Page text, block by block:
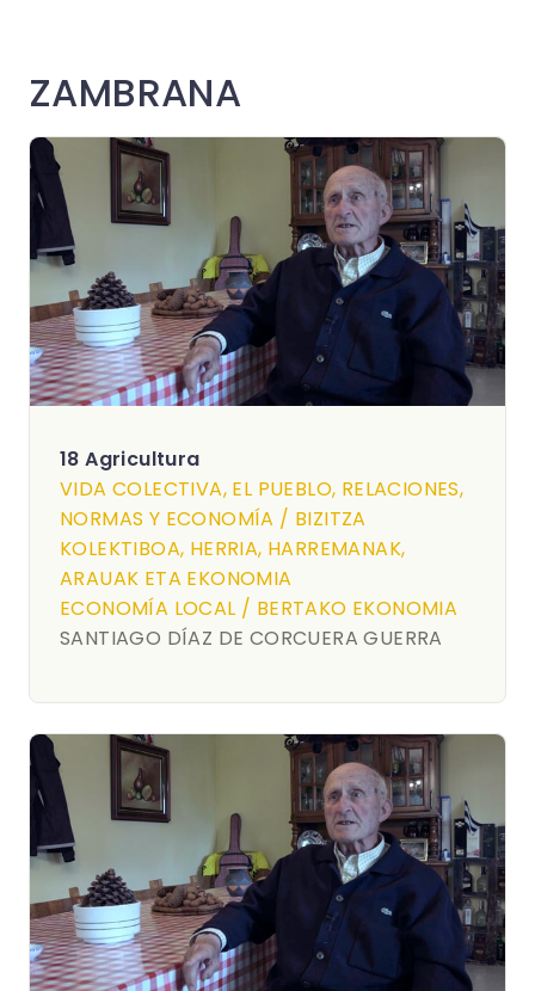
ZAMBRANA
18 Agricultura
VIDA COLECTIVA, EL PUEBLO, RELACIONES,
NORMAS Y ECONOMÍA / BIZITZA
KOLEKTIBOA, HERRIA, HARREMANAK,
ARAUAK ETA EKONOMIA
ECONOMÍA LOCAL / BERTAKO EKONOMIA
SANTIAGO DÍAZ DE CORCUERA GUERRA